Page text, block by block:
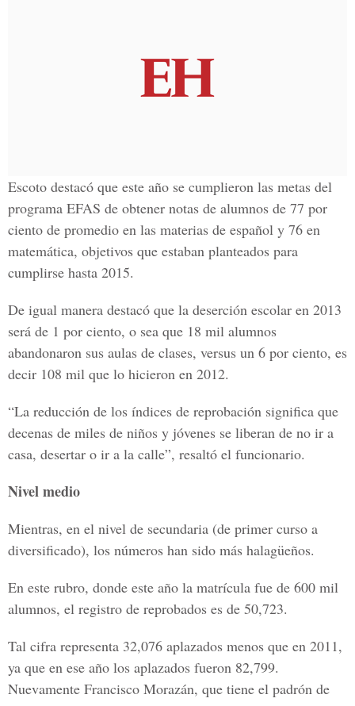
Escoto destacó que este año se cumplieron las metas del
programa EFAS de obtener notas de alumnos de 77 por
ciento de promedio en las materias de español y 76 en
matemática, objetivos que estaban planteados para
cumplirse hasta 2015.
De igual manera destacó que la deserción escolar en 2013
será de 1 por ciento, o sea que 18 mil alumnos
abandonaron sus aulas de clases, versus un 6 por ciento, es
decir 108 mil que lo hicieron en 2012.
“La reducción de los índices de reprobación significa que
decenas de miles de niños y jóvenes se liberan de no ir a
casa, desertar o ir a la calle”, resaltó el funcionario.
Nivel medio
Mientras, en el nivel de secundaria (de primer curso a
diversificado), los números han sido más halagüeños.
En este rubro, donde este año la matrícula fue de 600 mil
alumnos, el registro de reprobados es de 50,723.
Tal cifra representa 32,076 aplazados menos que en 2011,
ya que en ese año los aplazados fueron 82,799.
Nuevamente Francisco Morazán, que tiene el padrón de